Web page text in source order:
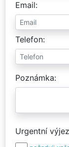
Email
Telefon
Poznámka
Urgentní